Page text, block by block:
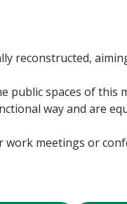
reconstructed,
public spaces of this
way and are
work meetings or